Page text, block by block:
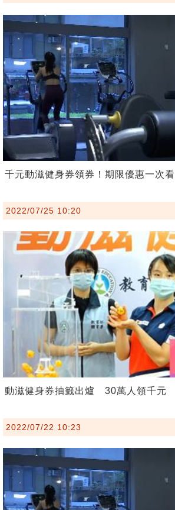
千元動滋健身券領券！期限優惠一次看
2022/07/25 10:20
動滋健身券抽籤出爐 30萬人領千元
2022/07/22 10:23